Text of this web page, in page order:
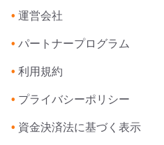
• 運営会社
• パートナープログラム
• 利用規約
• プライバシーポリシー
• 資金決済法に基づく表示